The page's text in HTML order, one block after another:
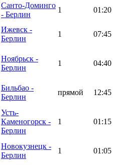
Санто-Доминго
- Берлин
1 01:20
Ижевск -
Берлин
1 07:45
Ноябрьск -
Берлин
1 04:40
Бильбао -
Берлин
прямой 12:45
Усть-
Каменогорск -
Берлин
1 01:15
Новокузнецк -
Берлин
1 01:05